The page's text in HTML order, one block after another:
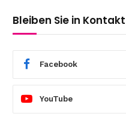
Bleiben Sie in Kontakt
Facebook
YouTube